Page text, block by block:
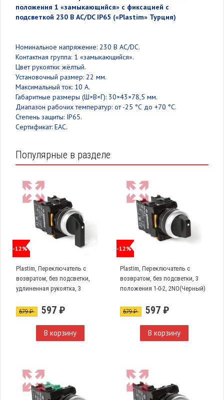
положения 1 «замыкающийся» с фиксацией с
подсветкой 230 В AC/DC IP65 («Plastim» Турция)
Номинальное напряжение: 230 В AC/DC.
Контактная группа: 1 «замыкающийся».
Цвет рукоятки: жёлтый.
Установочный размер: 22 мм.
Максимальный ток: 10 А.
Габаритные размеры (Ш×В×Г): 30×43×78,5 мм.
Диапазон рабочих температур: от -25 °С до +70 °С.
Степень защиты: IP65.
Сертификат: ЕАС.
Популярные в разделе
-12%
Plastim, Переключатель с
возвратом, без подсветки,
удлиненная рукоятка, 3
(Черный), PB0-AJ53
679 ₽ 597 ₽
В корзину
-12%
Plastim, Переключатель с
возвратом, без подсветки, 3
положения 1-0-2, 2NO(Черный)
679 ₽ 597 ₽
В корзину